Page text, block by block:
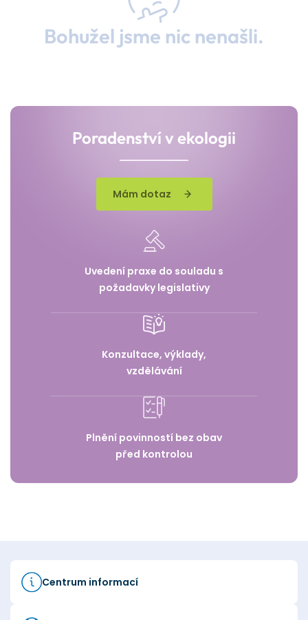
Bohužel jsme nic nenašli.
Poradenství v ekologii
Mám dotaz
Uvedení praxe do souladu s
požadavky legislativy
Konzultace, výklady,
vzdělávání
Plnění povinností bez obav
před kontrolou
Centrum informací